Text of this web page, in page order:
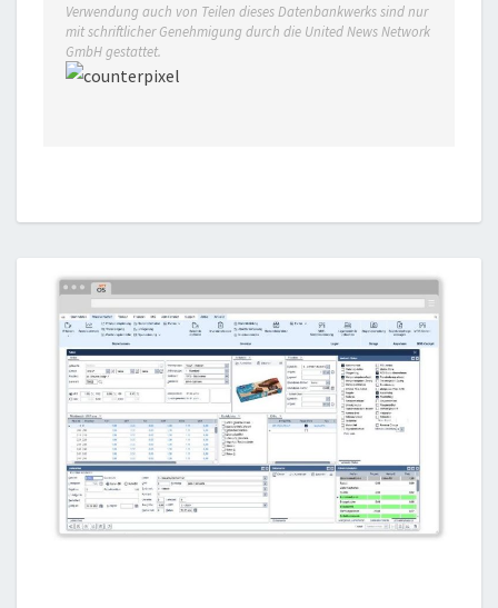
Verwendung auch von Teilen dieses Datenbankwerks sind nur
mit schriftlicher Genehmigung durch die United News Network
GmbH gestattet.